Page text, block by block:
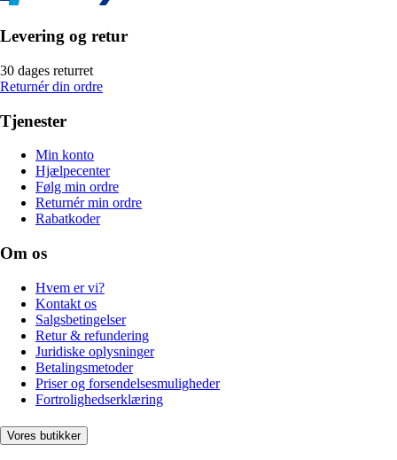
Levering og retur
30 dages returret
Returnér din ordre
Tjenester
Min konto
Hjælpecenter
Følg min ordre
Returnér min ordre
Rabatkoder
Om os
Hvem er vi?
Kontakt os
Salgsbetingelser
Retur & refundering
Juridiske oplysninger
Betalingsmetoder
Priser og forsendelsesmuligheder
Fortrolighedserklæring
Vores butikker